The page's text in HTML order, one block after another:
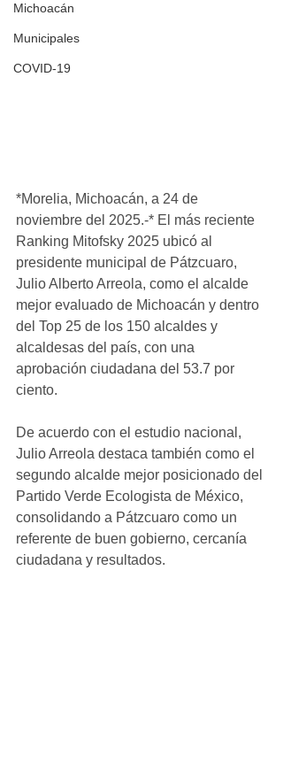
Michoacán
Municipales
COVID-19
*Morelia, Michoacán, a 24 de
noviembre del 2025.-* El más reciente
Ranking Mitofsky 2025 ubicó al
presidente municipal de Pátzcuaro,
Julio Alberto Arreola, como el alcalde
mejor evaluado de Michoacán y dentro
del Top 25 de los 150 alcaldes y
alcaldesas del país, con una
aprobación ciudadana del 53.7 por
ciento.
De acuerdo con el estudio nacional,
Julio Arreola destaca también como el
segundo alcalde mejor posicionado del
Partido Verde Ecologista de México,
consolidando a Pátzcuaro como un
referente de buen gobierno, cercanía
ciudadana y resultados.